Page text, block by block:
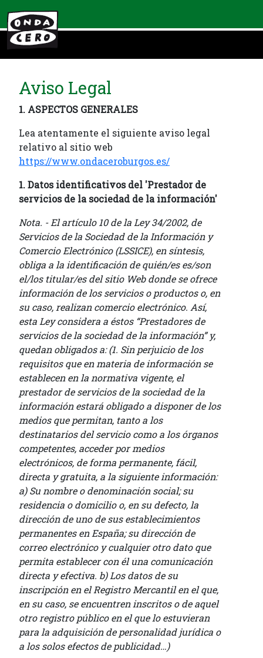
Aviso Legal
1. ASPECTOS GENERALES
Lea atentamente el siguiente aviso legal
relativo al sitio web
https://www.ondaceroburgos.es/
1. Datos identificativos del 'Prestador de
servicios de la sociedad de la información'
Nota. - El artículo 10 de la Ley 34/2002, de
Servicios de la Sociedad de la Información y
Comercio Electrónico (LSSICE), en síntesis,
obliga a la identificación de quién/es es/son
el/los titular/es del sitio Web donde se ofrece
información de los servicios o productos o, en
su caso, realizan comercio electrónico. Así,
esta Ley considera a éstos “Prestadores de
servicios de la sociedad de la información” y,
quedan obligados a: (1. Sin perjuicio de los
requisitos que en materia de información se
establecen en la normativa vigente, el
prestador de servicios de la sociedad de la
información estará obligado a disponer de los
medios que permitan, tanto a los
destinatarios del servicio como a los órganos
competentes, acceder por medios
electrónicos, de forma permanente, fácil,
directa y gratuita, a la siguiente información:
a) Su nombre o denominación social; su
residencia o domicilio o, en su defecto, la
dirección de uno de sus establecimientos
permanentes en España; su dirección de
correo electrónico y cualquier otro dato que
permita establecer con él una comunicación
directa y efectiva. b) Los datos de su
inscripción en el Registro Mercantil en el que,
en su caso, se encuentren inscritos o de aquel
otro registro público en el que lo estuvieran
para la adquisición de personalidad jurídica o
a los solos efectos de publicidad…)